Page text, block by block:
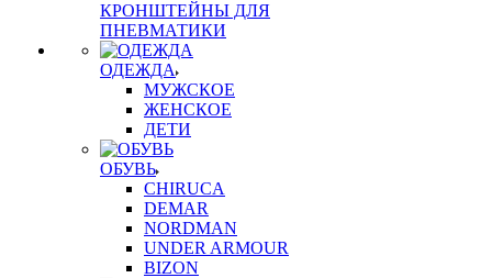
КРОНШТЕЙНЫ ДЛЯ
ПНЕВМАТИКИ
ОДЕЖДА
МУЖСКОЕ
ЖЕНСКОЕ
ДЕТИ
ОБУВЬ
CHIRUCA
DEMAR
NORDMAN
UNDER ARMOUR
BIZON